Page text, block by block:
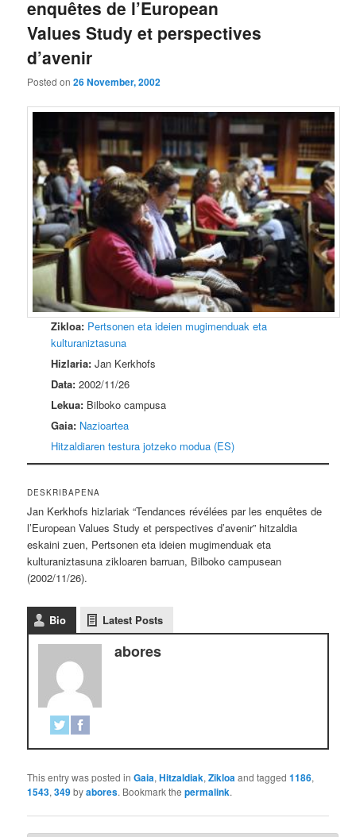
enquêtes de l’European
Values Study et perspectives
d’avenir
Posted on26 November, 2002
Zikloa: Pertsonen eta ideien mugimenduak eta
kulturaniztasuna
Hizlaria: Jan Kerkhofs
Data: 2002/11/26
Lekua: Bilboko campusa
Gaia: Nazioartea
Hitzaldiaren testura jotzeko modua (ES)
DESKRIBAPENA
Jan Kerkhofs hizlariak “Tendances révélées par les enquêtes de
l’European Values Study et perspectives d’avenir” hitzaldia
eskaini zuen, Pertsonen eta ideien mugimenduak eta
kulturaniztasuna zikloaren barruan, Bilboko campusean
(2002/11/26).
Bio Latest Posts
abores
This entry was posted inGaia,Hitzaldiak,Zikloaand tagged1186,
1543,349byabores. Bookmark thepermalink.